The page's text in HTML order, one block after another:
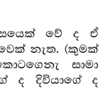
වේ ද ඒ
නැත. (කුමක්
සාමා
ද දිවියාගේ ද